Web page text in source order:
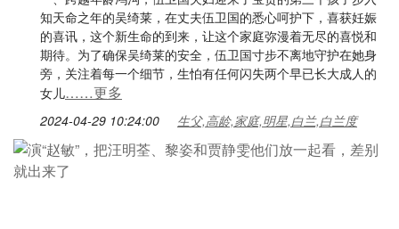
知天命之年的吴绮莱，在丈夫伍卫国的悉心呵护下，喜获妊娠
的喜讯，这个新生命的到来，让这个家庭弥漫着无尽的喜悦和
期待。为了确保吴绮莱的安全，伍卫国寸步不离地守护在她身
旁，关注着每一个细节，生怕有任何闪失两个早已长大成人的
女儿……更多
2024-04-29 10:24:00 生父,高龄,家庭,明星,白兰,白兰度